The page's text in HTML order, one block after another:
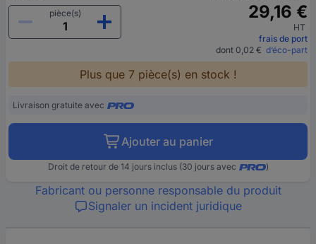
pièce(s)
29,16 €
HT
frais de port
dont 0,02 € d’éco-part
Plus que 7 pièce(s) en stock !
Livraison gratuite avec
Ajouter au panier
Droit de retour de 14 jours inclus (30 jours avec )
Fabricant ou personne responsable du produit
Signaler un incident juridique